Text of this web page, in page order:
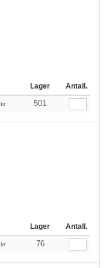
Lager Antall.
kr 501
Lager Antall.
kr 76